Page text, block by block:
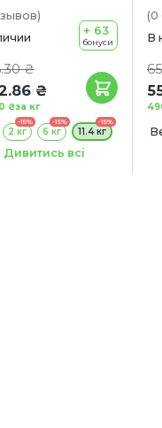
)
₴
₴
за кг
₴
+ 63
бонуси
-15%
2 кг
-15%
6 кг
-15%
11.4 кг
Дивитись всі
(0
В